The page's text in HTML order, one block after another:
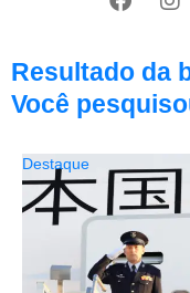
Resultado da
Você
Destaque